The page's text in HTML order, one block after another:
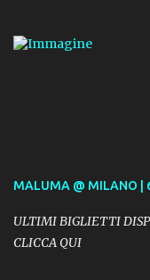
MALUMA @ MILANO |
ULTIMI BIGLIETTI
CLICCA QUI